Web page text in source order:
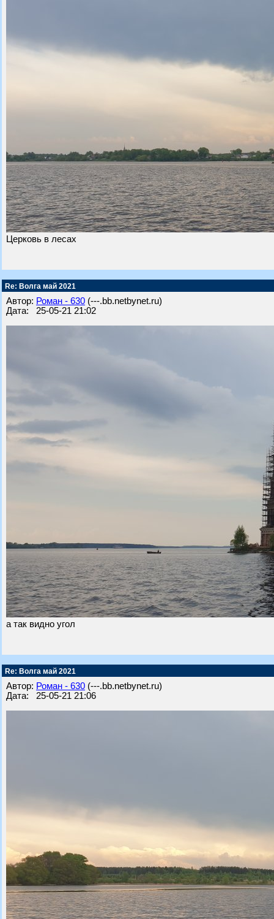
Церковь в лесах
Re: Волга май 2021
Автор: Роман - 630 (---.bb.netbynet.ru)
Дата: 25-05-21 21:02
а так видно угол
Re: Волга май 2021
Автор: Роман - 630 (---.bb.netbynet.ru)
Дата: 25-05-21 21:06